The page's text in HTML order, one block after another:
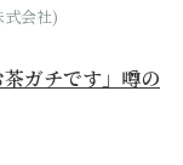
式会社)
ガチです」噂の